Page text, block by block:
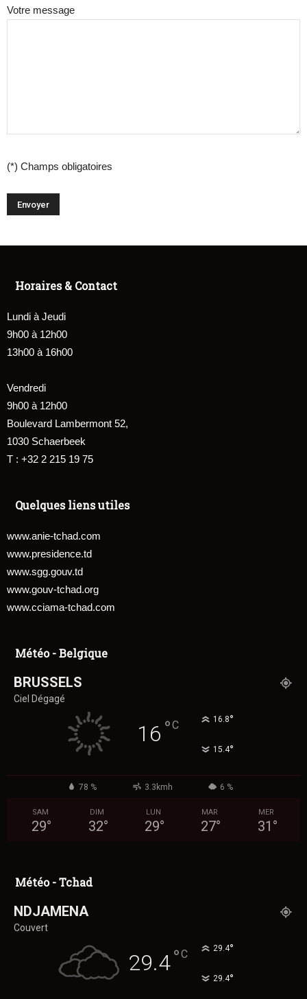
Votre message
(*) Champs obligatoires
Horaires & Contact
Lundi à Jeudi
9h00 à 12h00
13h00 à 16h00
Vendredi
9h00 à 12h00
Boulevard Lambermont 52,
1030 Schaerbeek
T : +32 2 215 19 75
Quelques liens utiles
www.anie-tchad.com
www.presidence.td
www.sgg.gouv.td
www.gouv-tchad.org
www.cciama-tchad.com
Météo - Belgique
BRUSSELS
Ciel Dégagé
16 °C 16.8°
15.4°
78 % 3.3kmh 6 %
SAM
29°
DIM
32°
LUN
29°
MAR
27°
MER
31 °
Météo - Tchad
NDJAMENA
Couvert
29.4°C 29.4°
29.4°